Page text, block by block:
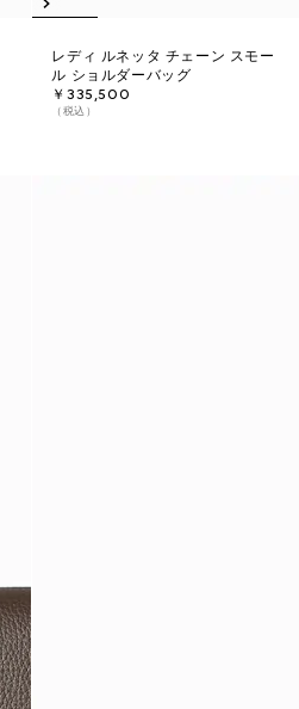
レディ ルネッタ チェーン スモー
ル ショルダーバッグ
￥335,500
（税込）